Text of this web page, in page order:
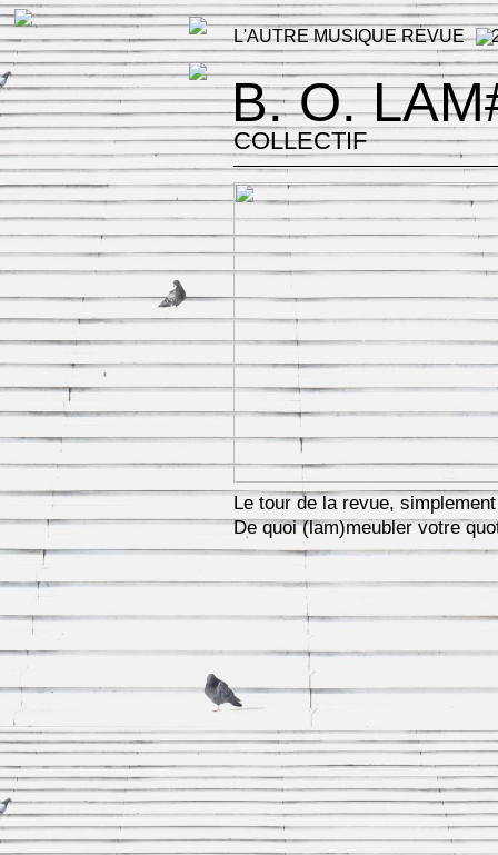
L'AUTRE MUSIQUE REVUE
B. O.
COLLECTIF
Le tour de la revue,
De quoi (lam)meubler votre